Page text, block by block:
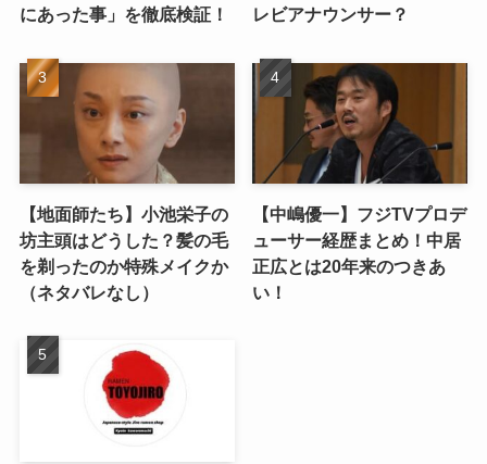
にあった事」を徹底検証！
レビアナウンサー？
【地面師たち】小池栄子の
坊主頭はどうした？髪の毛
を剃ったのか特殊メイクか
（ネタバレなし）
【中嶋優一】フジTVプロデ
ューサー経歴まとめ！中居
正広とは20年来のつきあ
い！